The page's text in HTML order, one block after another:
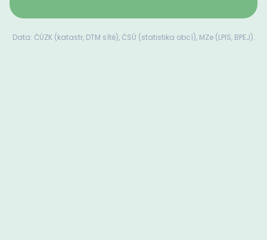
Data: ČÚZK (katastr, DTM sítě), ČSÚ (statistika obcí), MZe (LPIS, BPEJ).